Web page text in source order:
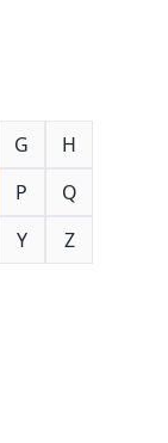
G
H
P
Q
Y Z